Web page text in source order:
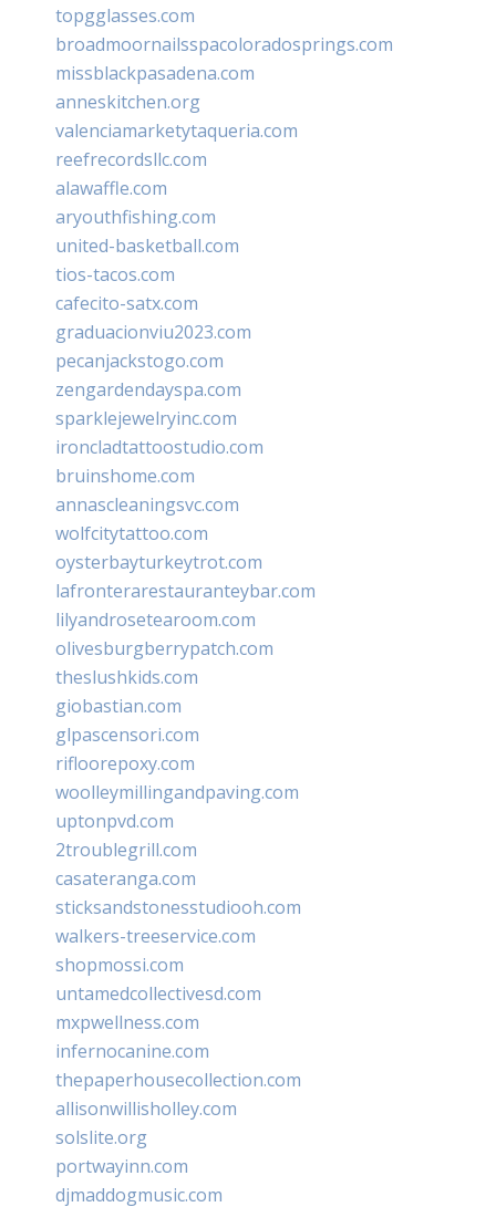
topgglasses.com
broadmoornailsspacoloradosprings.com
missblackpasadena.com
anneskitchen.org
valenciamarketytaqueria.com
reefrecordsllc.com
alawaffle.com
aryouthfishing.com
united-basketball.com
tios-tacos.com
cafecito-satx.com
graduacionviu2023.com
pecanjackstogo.com
zengardendayspa.com
sparklejewelryinc.com
ironcladtattoostudio.com
bruinshome.com
annascleaningsvc.com
wolfcitytattoo.com
oysterbayturkeytrot.com
lafronterarestauranteybar.com
lilyandrosetearoom.com
olivesburgberrypatch.com
theslushkids.com
giobastian.com
glpascensori.com
rifloorepoxy.com
woolleymillingandpaving.com
uptonpvd.com
2troublegrill.com
casateranga.com
sticksandstonesstudiooh.com
walkers-treeservice.com
shopmossi.com
untamedcollectivesd.com
mxpwellness.com
infernocanine.com
thepaperhousecollection.com
allisonwillisholley.com
solslite.org
portwayinn.com
djmaddogmusic.com